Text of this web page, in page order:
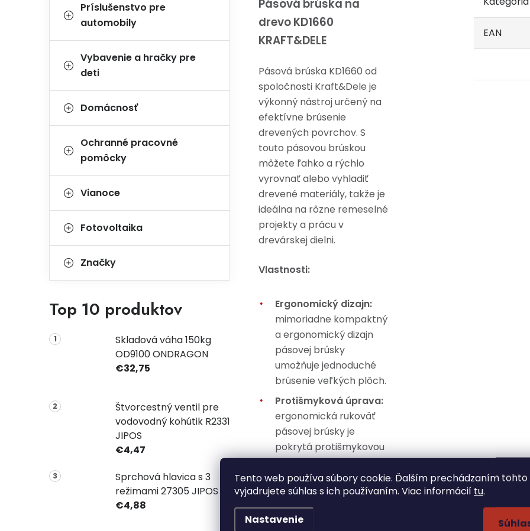
Tento web používa súbory cookie. Ďalším prechádzaním tohto
vyjadrujete súhlas s ich používaním. Viac informácií tu.
Nastavenie
Príslušenstvo pre
automobily
Vybavenie a hračky pre
deti
Domácnosť
Ochranné pracovné
pomôcky
Vianoce
Fotovoltaika
Značky
Top 10 produktov
Skladová váha 150kg
OD9100 ONDRAGON
€32,75
Štvorcestný ventil pre
vodovodný kohútik R2331
JIPOS
€4,47
Sprchová hlavica s 3
režimami 27305 JIPOS
€4,88
Pásová brúska na
drevo KD1660
KRAFT&DELE
Pásová brúska KD1660 od
spoločnosti Kraft&Dele je
výkonný nástroj určený na
efektívne brúsenie
drevených povrchov. S
touto pásovou brúskou
môžete ľahko a rýchlo
vyrovnať alebo vyhladiť
drevené materiály, takže je
ideálna na rôzne remeselné
projekty a prácu v
drevárskej dielni.
Vlastnosti:
Ergonomický dizajn:
mimoriadne kompaktný
a ergonomický dizajn
pásovej brúsky
umožňuje jednoduché
brúsenie veľkých plôch.
Protišmyková úprava:
ergonomická rukoväť
pásovej brúsky je
pokrytá protišmykovou
úpravou, ktorá zvyšuje
pohodlie pri práci.
Pogumovaná rukoväť
prídavná pogumovaná
EAN